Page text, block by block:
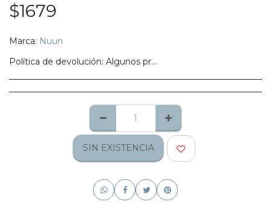
$1679
Marca: Nuun
Política de devolución: Algunos productos no califican para ser regresados, te pedimos confirmes bien tu talla, modelo o estilo.
SIN EXISTENCIA